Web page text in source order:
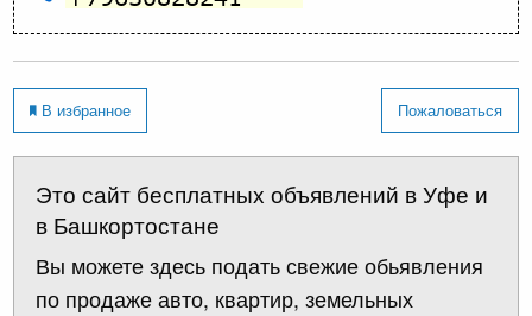
В избранное Пожаловаться
Это сайт бесплатных объявлений в Уфе и
в Башкортостане
Вы можете здесь подать свежие обьявления
по продаже авто, квартир, земельных